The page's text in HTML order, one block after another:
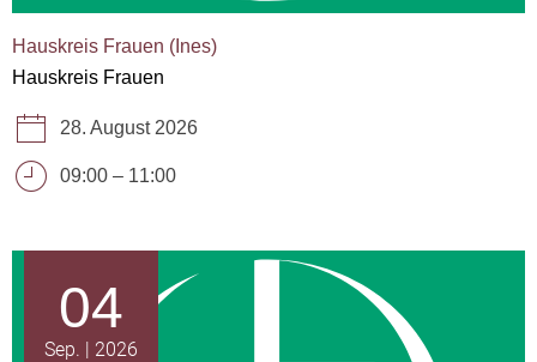
Hauskreis Frauen (Ines)
Hauskreis Frauen
28. August 2026
09:00 – 11:00
04
Sep. 2026